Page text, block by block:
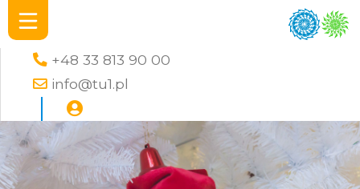
+48 33 813 90 00
info@tu1.pl